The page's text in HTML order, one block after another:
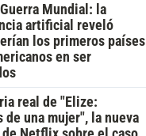
Mundial: la
artificial reveló
los primeros países
en ser
real de "Elize:
de una mujer", la nueva